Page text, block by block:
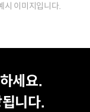
시 이미지입니다.
세요.
니다.